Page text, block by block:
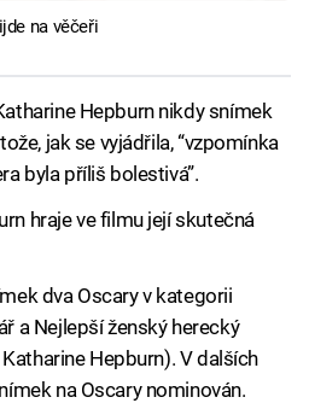
na věčeři
Hepburn nikdy snímek
jak se vyjádřila, “vzpomínka
byla příliš bolestivá”.
hraje ve filmu její skutečná
dva Oscary v kategorii
a Nejlepší ženský herecký
Hepburn). V dalších
na Oscary nominován.